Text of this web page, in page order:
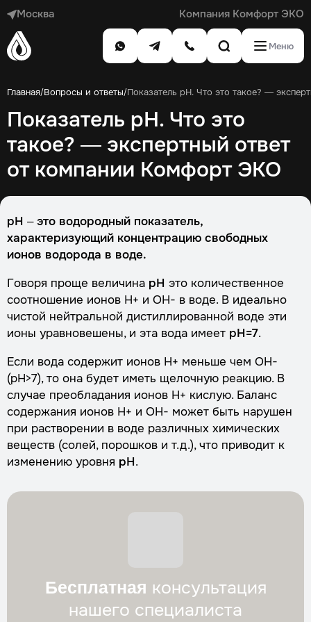
Москва Компания Комфорт ЭКО
Меню
Главная/Вопросы и ответы/Показатель рН. Что это такое? —
Показатель рН. Что это
такое? — экспертный ответ
от компании Комфорт ЭКО
рН – это водородный показатель,
характеризующий концентрацию свободных
ионов водорода в воде.
Говоря проще величина рН это количественное
соотношение ионов Н+ и ОН- в воде. В идеально
чистой нейтральной дистиллированной воде эти
ионы уравновешены, и эта вода имеет рН=7.
Если вода содержит ионов Н+ меньше чем ОН-
(рН>7), то она будет иметь щелочную реакцию. В
случае преобладания ионов Н+ кислую. Баланс
содержания ионов Н+ и ОН- может быть нарушен
при растворении в воде различных химических
веществ (солей, порошков и т.д.), что приводит к
изменению уровня рН.
Бесплатная консультация
нашего специалиста